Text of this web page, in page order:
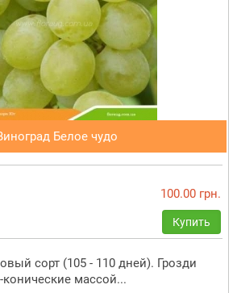
Белое чудо
100.00 грн.
Купить
сорт (105 - 110 дней). Грозди
массой...